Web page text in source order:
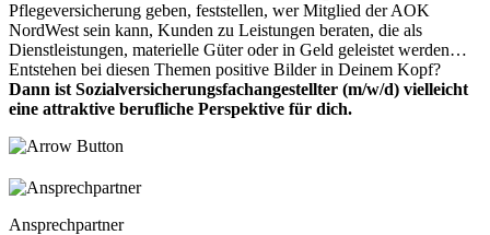
Pflegeversicherung geben, feststellen, wer Mitglied der AOK
NordWest sein kann, Kunden zu Leistungen beraten, die als
Dienstleistungen, materielle Güter oder in Geld geleistet werden…
Entstehen bei diesen Themen positive Bilder in Deinem Kopf?
Dann ist Sozialversicherungsfachangestellter (m/w/d) vielleicht
eine attraktive berufliche Perspektive für dich.
Ansprechpartner